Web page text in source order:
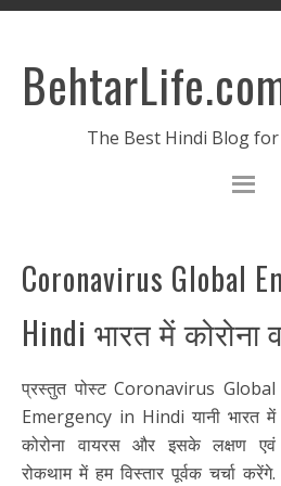
The Best Hindi Blog
Coronavirus Global
Hindi भारत में कोरोना
प्रस्तुत पोस्ट Coronavirus Global
Emergency in Hindi यानी भारत में
कोरोना वायरस और इसके लक्षण एवं
रोकथाम में हम विस्तार पूर्वक चर्चा करेंगे.